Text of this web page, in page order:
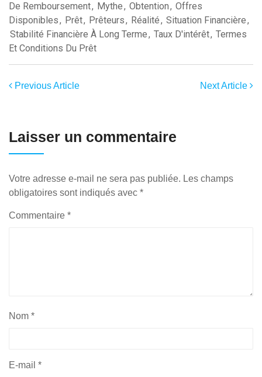
De Remboursement, Mythe, Obtention, Offres
Disponibles, Prêt, Prêteurs, Réalité, Situation Financière,
Stabilité Financière À Long Terme, Taux D'intérêt, Termes
Et Conditions Du Prêt
Previous Article Next Article
Laisser un commentaire
Votre adresse e-mail ne sera pas publiée. Les champs
obligatoires sont indiqués avec *
Commentaire *
Nom *
E-mail *